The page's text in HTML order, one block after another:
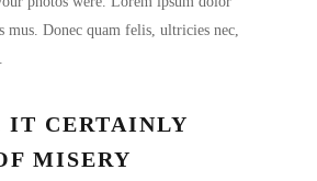
mus. Donec quam felis, ultricies nec,
IT CERTAINLY
MISERY